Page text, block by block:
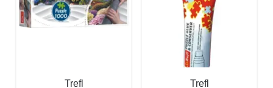
Trefl
Trefl